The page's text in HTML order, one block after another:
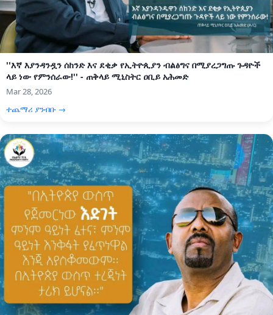
''እኛ እያንዳንዷን ሰከንድ እና ደቂቃ የኢትዮጲያን ብልፅግና በሚያረጋግጡ ጉዳዮች
ላይ ነው የምንሰራው!'' - ጠቅላይ ሚኒስትር ዐቢይ አሕመድ
Mar 28, 2026
ተጨማሪ ያንብቡ →